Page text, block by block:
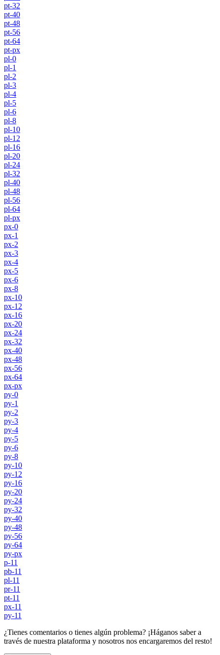
pt-32
pt-40
pt-48
pt-56
pt-64
pt-px
pl-0
pl-1
pl-2
pl-3
pl-4
pl-5
pl-6
pl-8
pl-10
pl-12
pl-16
pl-20
pl-24
pl-32
pl-40
pl-48
pl-56
pl-64
pl-px
px-0
px-1
px-2
px-3
px-4
px-5
px-6
px-8
px-10
px-12
px-16
px-20
px-24
px-32
px-40
px-48
px-56
px-64
px-px
py-0
py-1
py-2
py-3
py-4
py-5
py-6
py-8
py-10
py-12
py-16
py-20
py-24
py-32
py-40
py-48
py-56
py-64
py-px
p-11
pb-11
pl-11
pr-11
pt-11
px-11
py-11
¿Tienes comentarios o tienes algún problema? ¡Háganos saber a
través de nuestra plataforma y nosotros nos encargaremos del resto!